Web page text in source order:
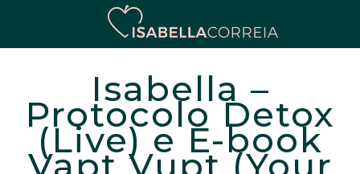
Isabella –
Protocolo Detox
(Live) e E-book